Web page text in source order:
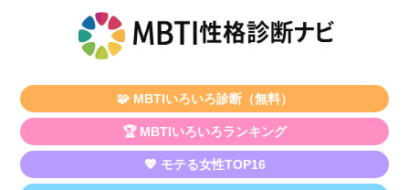
🧩 MBTIいろいろ診断（無料）
🏆 MBTIいろいろランキング
💖 モテる女性TOP16